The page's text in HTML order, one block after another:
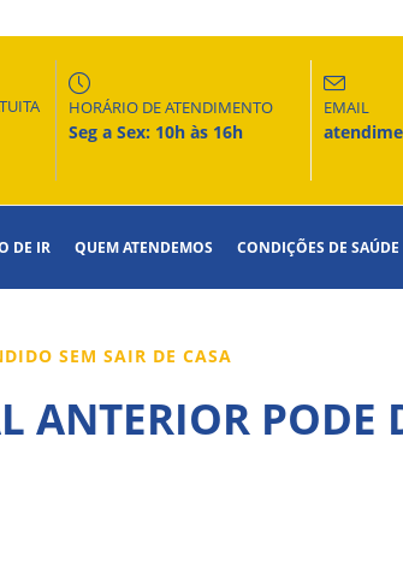
HORÁRIO DE ATENDIMENTO
Seg a Sex: 10h às 16h
EMAIL
DE IR QUEM ATENDEMOS CONDIÇÕES DE SAÚDE
SEM SAIR DE CASA
ANTERIOR PODE